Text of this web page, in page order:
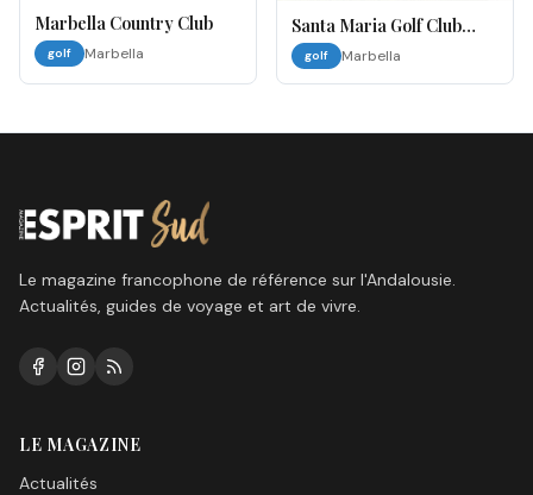
Marbella Country Club
golf Marbella
Santa Maria Golf Club
Marbella
golf Marbella
Le magazine francophone de référence sur l'Andalousie.
Actualités, guides de voyage et art de vivre.
LE MAGAZINE
Actualités